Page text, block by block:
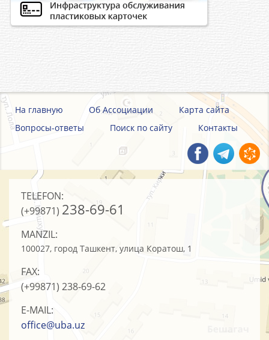
На главную Об Ассоциации
Карта сайта
Вопросы-ответы
Поиск по сайту Контакты
TELEFON:
(+99871) 238-69-61
MANZIL:
100027, город Ташкент, улица Коратош, 1
FAX:
(+99871) 238-69-62
E-MAIL:
office@uba.uz